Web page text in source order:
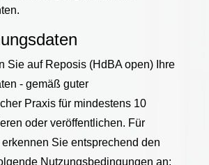
Sie auf Reposis (HdBA open) Ihre
- gemäß guter
Praxis für mindestens 10
oder veröffentlichen. Für
Sie entsprechend den
Nutzungsbedingungen an: